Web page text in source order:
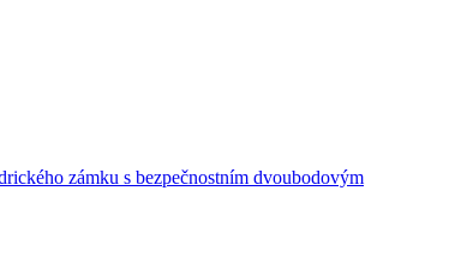
zámku s bezpečnostním dvoubodovým